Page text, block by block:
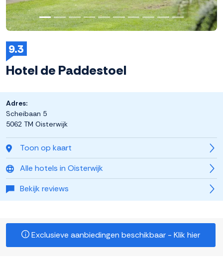
9.3
Hotel de Paddestoel
Toon op kaart
Alle hotels in Oisterwijk
Bekijk reviews
Adres:
Scheibaan 5
5062 TM Oisterwijk
Exclusieve aanbiedingen beschikbaar - Klik hier